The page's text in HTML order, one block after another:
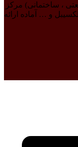
، ساختمانی) مرکز
و … آماده ارائه